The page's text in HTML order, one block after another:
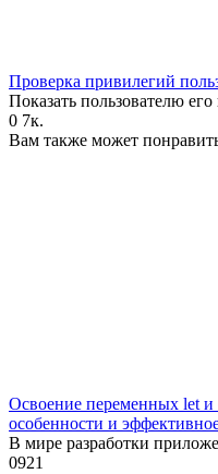
Проверка привилегий
Показать пользователю
0 7к.
Вам также может
Освоение переменных let
особенности и
В мире разработки
0921